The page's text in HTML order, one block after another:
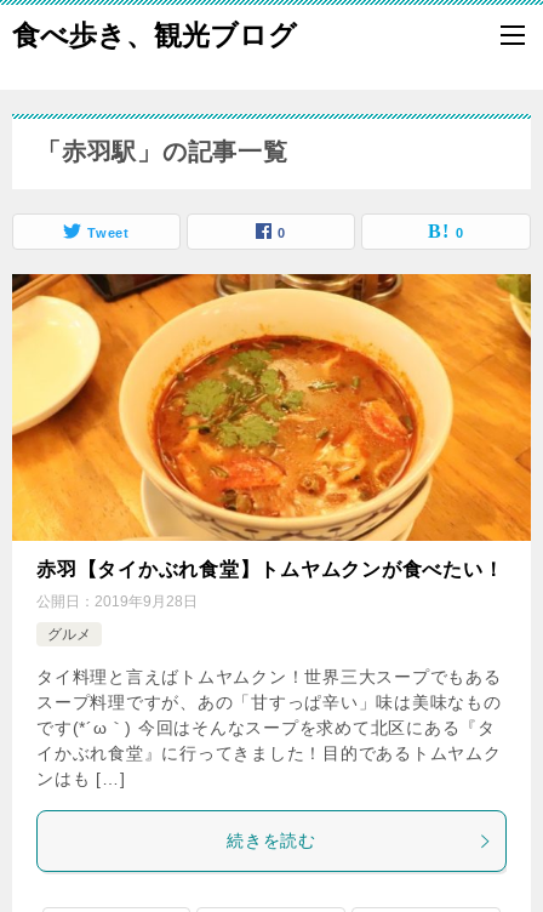
食べ歩き、観光ブログ
「赤羽駅」の記事一覧
Tweet 0 0
赤羽【タイかぶれ食堂】トムヤムクンが食べたい！
公開日： 2019年9月28日
グルメ
タイ料理と言えばトムヤムクン！世界三大スープでもある
スープ料理ですが、あの「甘すっぱ辛い」味は美味なもの
です(*´ω｀) 今回はそんなスープを求めて北区にある『タ
イかぶれ食堂』に行ってきました！目的であるトムヤムク
ンはも […]
続きを読む